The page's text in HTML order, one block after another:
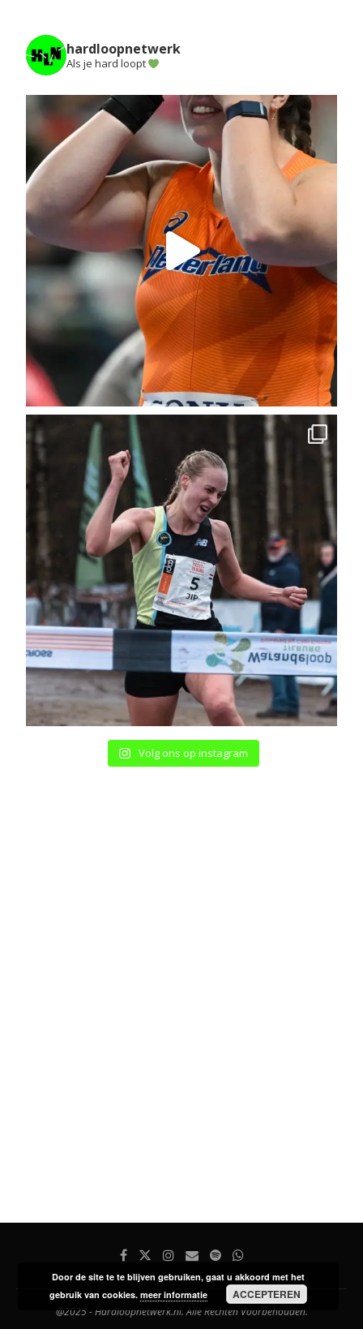
hardloopnetwerk
Als je hard loopt
Volg ons op instagram
@2025 - Hardloopnetwerk.nl. Alle Rechten Voorbehouden.
Door de site te te blijven gebruiken, gaat u akkoord met het
gebruik van cookies.meer informatie ACCEPTEREN